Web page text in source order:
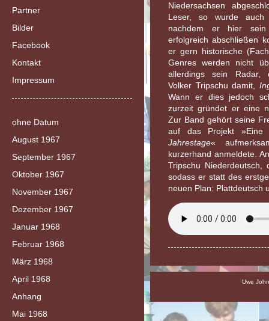
Niedersachsen
Leser, so wurde
nachdem er hier sein
erfolgreich abschließen
er gern historische
Genres werden nicht
allerdings sein Radar,
Volker Tripschu damit,
Wann er dies jedoch
zurzeit gründet er eine
Zur Band gehört seine
auf das Projekt »Eine
Jahrestage«
kurzerhand anmeldete.
Tripschu
sodass er statt des
neuen Plan: Plattdeutsch
Partner
Bilder
Facebook
Kontakt
Impressum
ohne Datum
August 1967
September 1967
Oktober 1967
November 1967
Dezember 1967
Januar 1968
Februar 1968
März 1968
April 1968
Anhang
Mai 1968
Uwe